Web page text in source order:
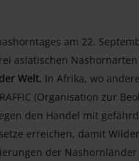
am 22.
asiatischen
Welt. In Afrika, wo
(Organisation zur
den Handel mit
erreichen, damit
der Nashornländer